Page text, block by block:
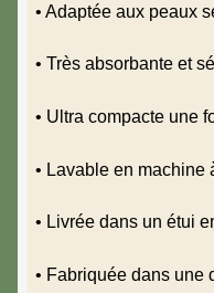
• Adaptée aux peaux
• Très absorbante et
• Ultra compacte une
• Lavable en machine
• Livrée dans un étui
• Fabriquée dans une